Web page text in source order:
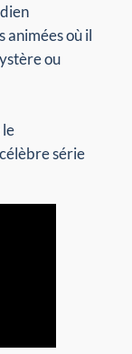
animées où il
ou
série